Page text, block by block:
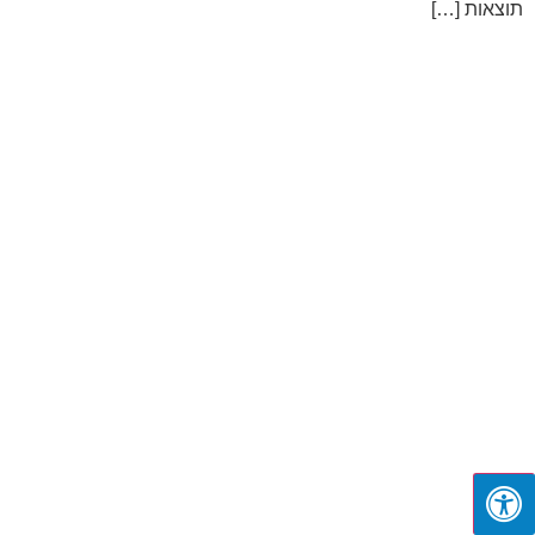
תוצאות […]